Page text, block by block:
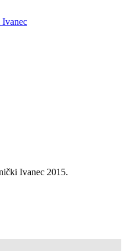
Ivanec 2015.